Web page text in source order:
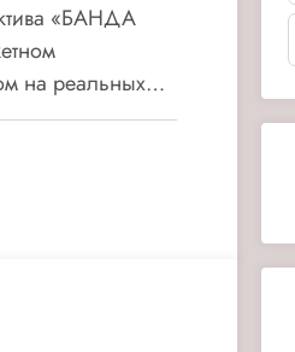
«БАНДА
на реальных…